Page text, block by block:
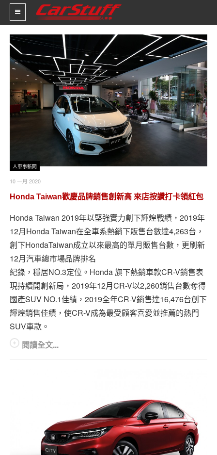
新車價格
車市新聞
賽車新聞
促銷訊息
人車軼事
專題報導
車型比拼
兩輪世界
人車事新聞
10 一月 2020
Honda Taiwan歡慶品牌銷售創新高 來店按讚打卡領紅包
Honda Taiwan 2019年以堅強實力創下輝煌戰績，2019年
12月Honda Taiwan在全車系熱銷下販售台數達4,263台，
創下HondaTaiwan成立以來最高的單月販售台數，更刷新
12月汽車總市場品牌排名
紀錄，穩居NO.3定位。Honda 旗下熱銷車款CR-V銷售表
現持續開創新局，2019年12月CR-V以2,260銷售台數奪得
國產SUV NO.1佳績，2019全年CR-V銷售達16,476台創下
輝煌銷售佳績，使CR-V成為最受顧客喜愛並推薦的熱門
SUV車款。
閱讀全文...